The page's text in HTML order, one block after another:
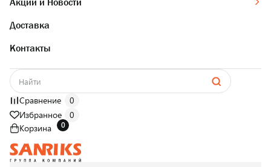
Доставка
Контакты
Сравнение
0
Избранное
0
Корзина
0